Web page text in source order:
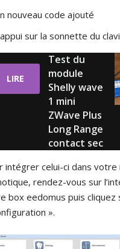
nouveau code ajouté
sur la sonnette du
LIRE
Test du
module
Shelly wave
1 mini
ZWave Plus
Long Range
contact sec
intégrer celui-ci dans votre
rendez-vous sur
box eedomus puis cliquez
».